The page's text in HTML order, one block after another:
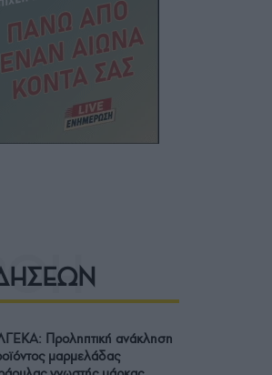
Προληπτική ανάκληση
μαρμελάδας